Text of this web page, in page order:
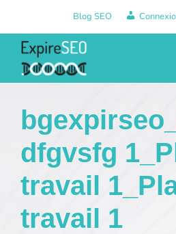
contenu
Blog SEO
dfgvsfg
travail
travail 1